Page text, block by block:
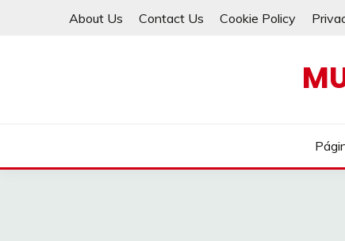
About Us Contact Us Cookie Policy